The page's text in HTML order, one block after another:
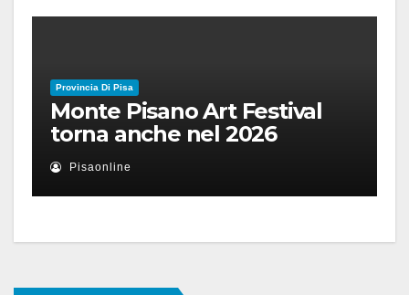
Provincia Di Pisa
Monte Pisano Art Festival
torna anche nel 2026
Pisaonline